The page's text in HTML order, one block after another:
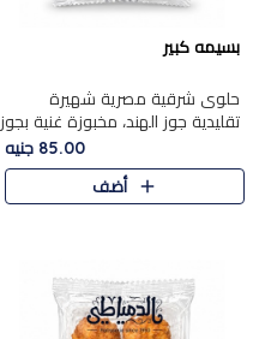
بسيمه كبير
حلوى شرقية مصرية شهيرة
تقليدية جوز الهند، مخبوزة غنية بجوز
الهند، بلمسه ذهبية وتتميز بقوامها
المرمل وطعمها اللذيذ الذي يشبه
البسبوسة. تُخبز..
85.00 جنيه
أضف